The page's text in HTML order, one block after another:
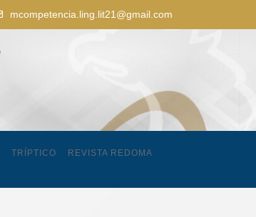
mcompetencia.ling.lit21@gmail.com
TRÍPTICO REVISTA REDOMA